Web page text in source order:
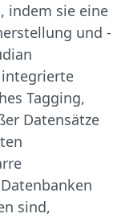
indem sie eine
und -
integrierte
Tagging,
Datensätze
sind,